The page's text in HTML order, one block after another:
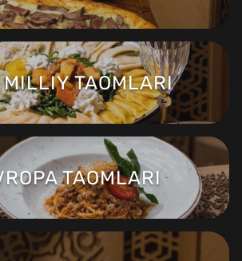
TAOMLARI
TAOMLARI